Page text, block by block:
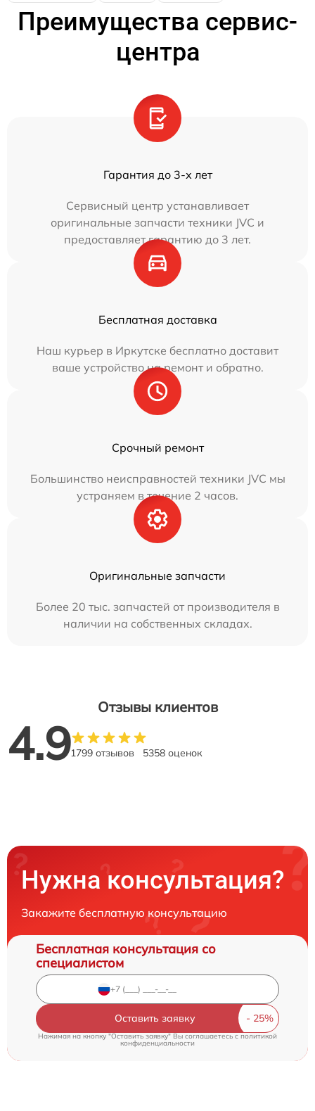
Преимущества сервис-
центра
Гарантия до 3-х лет
Сервисный центр устанавливает
оригинальные запчасти техники JVC и
предоставляет гарантию до 3 лет.
Бесплатная доставка
Наш курьер в Иркутске бесплатно доставит
ваше устройство на ремонт и обратно.
Срочный ремонт
Большинство неисправностей техники JVC мы
устраняем в течение 2 часов.
Оригинальные запчасти
Более 20 тыс. запчастей от производителя в
наличии на собственных складах.
Отзывы клиентов
4.91799 отзывов 5358 оценок
Нужна консультация?
Закажите бесплатную консультацию
Бесплатная консультация со
специалистом
Оставить заявку
Нажимая на кнопку "Оставить заявку" Вы соглашаетесь cполитикой
конфиденциальности